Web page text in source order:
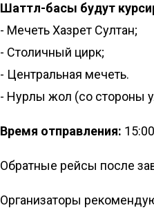
Шаттл-басы будут
- Мечеть Хазрет Султан;
- Столичный цирк;
- Центральная мечеть.
- Нурлы жол (со
Время отправления:
Обратные рейсы после
Организаторы